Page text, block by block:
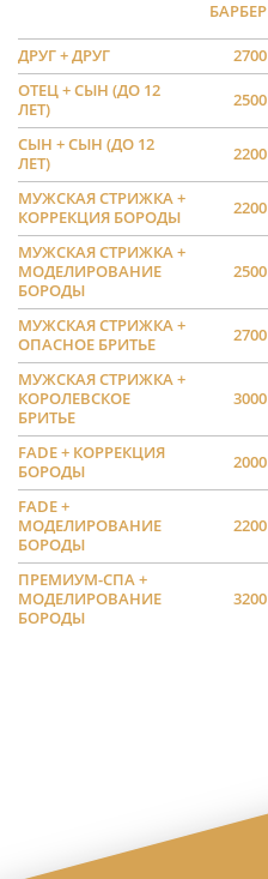
БАРБЕР
ДРУГ + ДРУГ
2700
ОТЕЦ + СЫН (ДО 12
ЛЕТ)
2500
СЫН + СЫН (ДО 12
ЛЕТ)
2200
МУЖСКАЯ СТРИЖКА +
КОРРЕКЦИЯ БОРОДЫ
2200
МУЖСКАЯ СТРИЖКА +
МОДЕЛИРОВАНИЕ
БОРОДЫ
2500
МУЖСКАЯ СТРИЖКА +
ОПАСНОЕ БРИТЬЕ
2700
МУЖСКАЯ СТРИЖКА +
КОРОЛЕВСКОЕ
БРИТЬЕ
3000
FADE + КОРРЕКЦИЯ
БОРОДЫ
2000
FADE +
МОДЕЛИРОВАНИЕ
БОРОДЫ
2200
ПРЕМИУМ-СПА +
МОДЕЛИРОВАНИЕ
БОРОДЫ
3200